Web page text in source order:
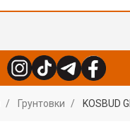
Грунтовки KOSBUD